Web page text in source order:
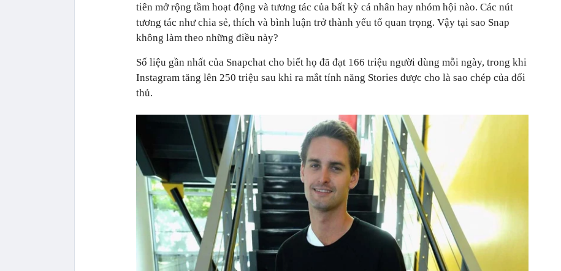
tiên mở rộng tầm hoạt động và tương tác của bất kỳ cá nhân hay nhóm hội nào. Các nút
tương tác như chia sẻ, thích và bình luận trở thành yếu tố quan trọng. Vậy tại sao Snap
không làm theo những điều này?
Số liệu gần nhất của Snapchat cho biết họ đã đạt 166 triệu người dùng mỗi ngày, trong khi
Instagram tăng lên 250 triệu sau khi ra mắt tính năng Stories được cho là sao chép của đối
thủ.